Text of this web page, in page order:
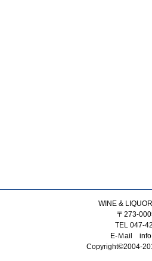
WINE &
〒273-
TEL 047-
E-Ｍail
Copyright©2004-